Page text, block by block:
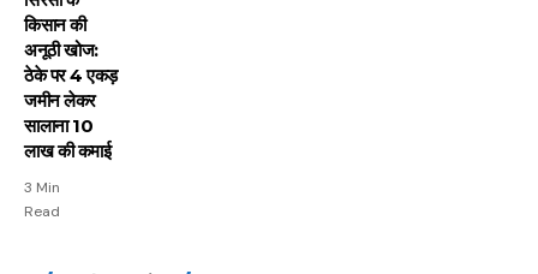
किसान की
अनूठी खोज:
ठेके पर 4 एकड़
जमीन लेकर
सालाना 10
लाख की कमाई
3 Min
Read
15 नवंबर से लागू होंगे